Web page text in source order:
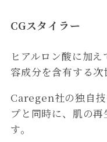
CGスタイラー
ヒアルロン酸に加
容成分を含有する次
Caregen社の独自
プと同時に、肌の
す。